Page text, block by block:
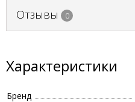
Отзывы 0
Характеристики
Бренд